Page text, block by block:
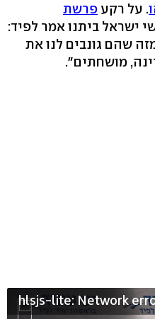
. על רקע פרשת
ישראל ביתנו אמר לפיד:
שהם גונבים לנו את
מושחתים".
hlsjs-lite: Network